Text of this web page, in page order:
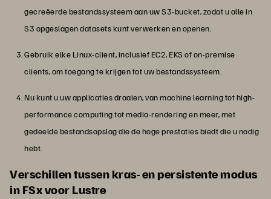
gecreëerde bestandssysteem aan uw S3-bucket, zodat u alle in
S3 opgeslagen datasets kunt verwerken en openen.
Gebruik elke Linux-client, inclusief EC2, EKS of on-premise
clients, om toegang te krijgen tot uw bestandssysteem.
Nu kunt u uw applicaties draaien, van machine learning tot high-
performance computing tot media-rendering en meer, met
gedeelde bestandsopslag die de hoge prestaties biedt die u nodig
hebt.
Verschillen tussen kras- en persistente modus
in FSx voor Lustre